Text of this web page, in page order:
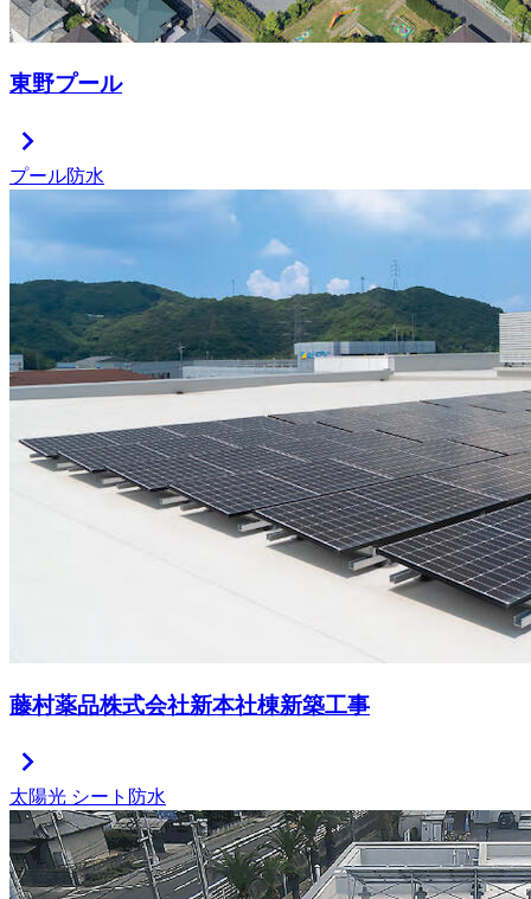
東野プール
chevron_right
プール防水
藤村薬品株式会社新本社棟新築工事
chevron_right
太陽光 シート防水